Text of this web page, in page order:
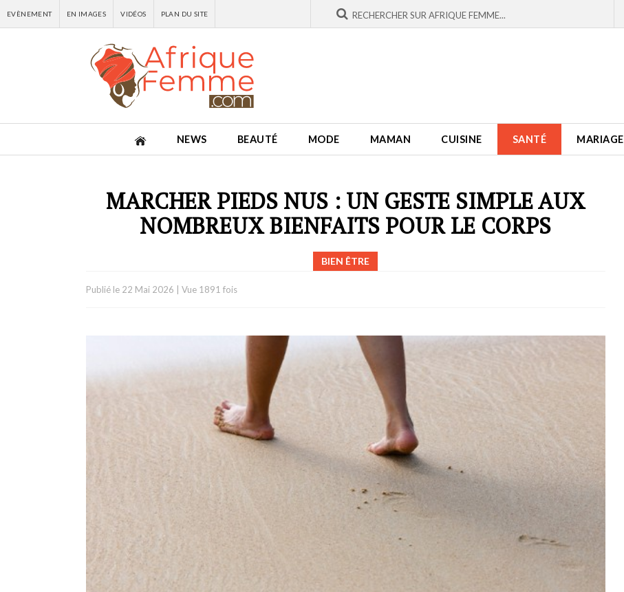
EVÈNEMENT EN IMAGES VIDÉOS PLAN DU SITE
NEWS BEAUTÉ MODE MAMAN CUISINE SANTÉ MARIAGE
MARCHER PIEDS NUS : UN GESTE SIMPLE AUX
NOMBREUX BIENFAITS POUR LE CORPS
BIEN ÊTRE
Publié le 22 Mai 2026 Vue 1891 fois